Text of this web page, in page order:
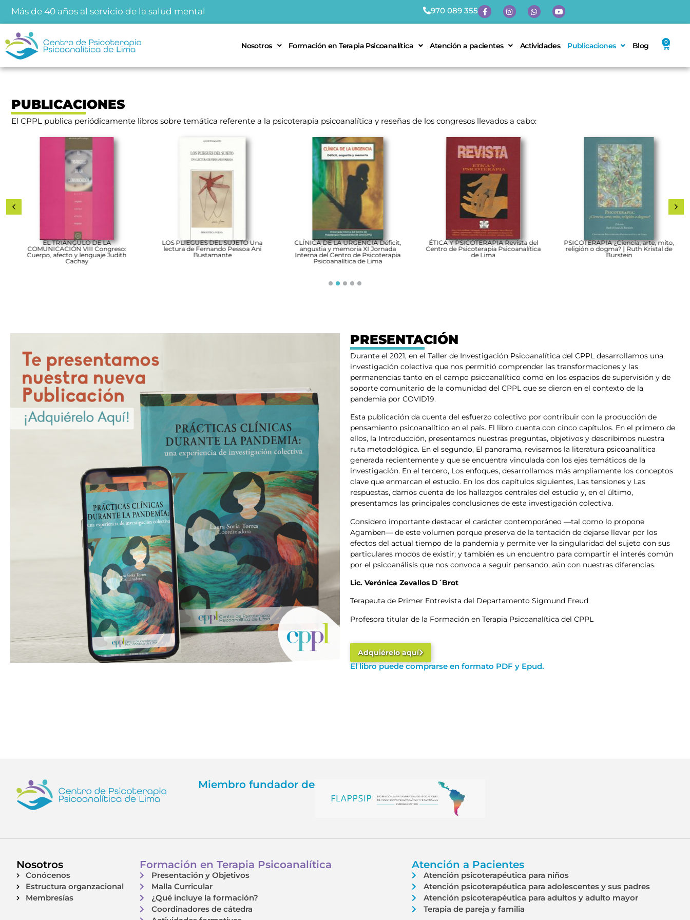
Más de 40 años al servicio de la salud mental 970 089 355
Nosotros Formación en Terapia Psicoanalítica Atención a pacientes Actividades Publicaciones Blog 0
PUBLICACIONES
El CPPL publica periódicamente libros sobre temática referente a la psicoterapia psicoanalítica y reseñas de los congresos llevados a cabo:
EL TRIÁNGULO DE LA
COMUNICACIÓN VIII Congreso:
Cuerpo, afecto y lenguaje Judith
Cachay
LOS PLIEGUES DEL SUJETO Una
lectura de Fernando Pessoa Ani
Bustamante
CLÍNICA DE LA URGENCIA Déficit,
angustia y memoria XI Jornada
Interna del Centro de Psicoterapia
Psicoanalítica de Lima
ÉTICA Y PSICOTERAPIA Revista del
Centro de Psicoterapia Psicoanalítica
de Lima
PSICOTERAPIA ¿Ciencia, arte, mito,
religión o dogma? | Ruth Kristal de
Burstein
4 5
PRESENTACIÓN
Durante el 2021, en el Taller de Investigación Psicoanalítica del CPPL desarrollamos una
investigación colectiva que nos permitió comprender las transformaciones y las
permanencias tanto en el campo psicoanalítico como en los espacios de supervisión y de
soporte comunitario de la comunidad del CPPL que se dieron en el contexto de la
pandemia por COVID19.
Esta publicación da cuenta del esfuerzo colectivo por contribuir con la producción de
pensamiento psicoanalítico en el país. El libro cuenta con cinco capítulos. En el primero de
ellos, la Introducción, presentamos nuestras preguntas, objetivos y describimos nuestra
ruta metodológica. En el segundo, El panorama, revisamos la literatura psicoanalítica
generada recientemente y que se encuentra vinculada con los ejes temáticos de la
investigación. En el tercero, Los enfoques, desarrollamos más ampliamente los conceptos
clave que enmarcan el estudio. En los dos capítulos siguientes, Las tensiones y Las
respuestas, damos cuenta de los hallazgos centrales del estudio y, en el último,
presentamos las principales conclusiones de esta investigación colectiva.
Considero importante destacar el carácter contemporáneo —tal como lo propone
Agamben— de este volumen porque preserva de la tentación de dejarse llevar por los
efectos del actual tiempo de la pandemia y permite ver la singularidad del sujeto con sus
particulares modos de existir; y también es un encuentro para compartir el interés común
por el psicoanálisis que nos convoca a seguir pensando, aún con nuestras diferencias.
Lic. Verónica Zevallos D´Brot
Terapeuta de Primer Entrevista del Departamento Sigmund Freud
Profesora titular de la Formación en Terapia Psicoanalítica del CPPL
Adquiérelo aquí
El libro puede comprarse en formato PDF y Epud.
Miembro fundador de
Nosotros
Conócenos
Estructura organzacional
Membresías
Formación en Terapia Psicoanalítica
Presentación y Objetivos
Malla Curricular
¿Qué incluye la formación?
Coordinadores de cátedra
Atención a Pacientes
Atención psicoterapéutica para niños
Atención psicoterapéutica para adolescentes y sus padres
Atención psicoterapéutica para adultos y adulto mayor
Terapia de pareja y familia